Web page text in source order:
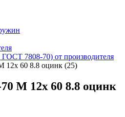
7808-70) от производителя
12x 60 8.8 оцинк (25)
M 12x 60 8.8 оцинк